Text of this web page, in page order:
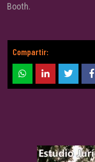
Booth.
Compartir: